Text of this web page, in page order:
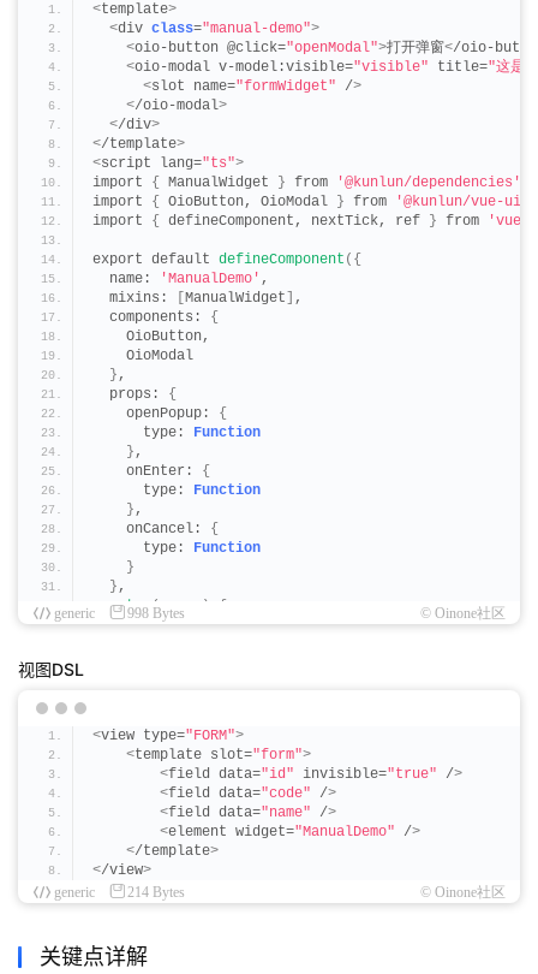
    const runtimeContext =
    const runtimeContextHandle = runtimeContext.
// 获取初始化数据
    const formData = await runtimeContext.
// 创建所需组件
this.formWidget
      metadataHandle: runtimeContextHandle,
      rootHandle: runtimeContextHandle,
      dataSource: formData,
      activeRecords: formData,
      inline:
true
}) ;
this . forceUpdate();
}
  @Widget.
Method
  public
    MessageHub.
return true ;
  @Widget.
Method
  public
onCancel()
    MessageHub.
return
true
  public async
// 模型编码
    const model = $
{model};
return;
// 补充视图类型
type = ViewType. Form
view;
<template>
<div class="manual-demo">
<oio-button @click="openModal">打开弹窗</oio-
<oio-modal v-model:visible="visible" title="这是
<slot name="formWidget" />
</oio-modal>
</div>
</template>
<script lang="ts">
import { ManualWidget } from '@kunlun/dependencies'
import { OioButton, OioModal } from
'@kunlun/vue-ui-
import { defineComponent, nextTick, ref } from 'vue'
export default defineComponent ({
  name:
'ManualDemo' ,
  mixins:
ManualWidget
,
  components:
{
    OioButton,
    OioModal
} ,
  props:
{
    openPopup:
{
      type:
Function
} ,
    onEnter:
{
      type:
Function
} ,
    onCancel:
{
      type:
Function
}
} ,
setup (props )
{
    const visible =
ref(false);
});
};
return
{
      visible,
      openModal
};
}
generic 998 Bytes © Oinone社区
视图DSL
<view type="FORM">
<template slot="form">
<field data="id" invisible="true" />
<field data="code" />
<field data="name" />
<element widget="ManualDemo" />
</template>
</view>
generic
214 Bytes © Oinone社区
关键点详解